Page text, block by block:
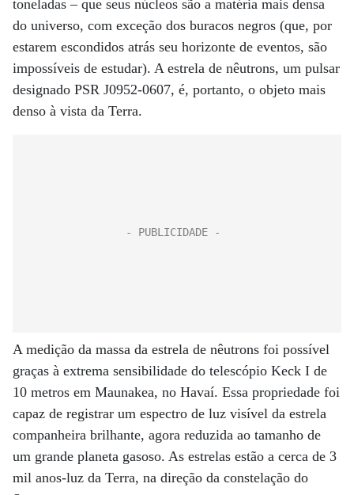
toneladas – que seus núcleos são a matéria mais densa
do universo, com exceção dos buracos negros (que, por
estarem escondidos atrás seu horizonte de eventos, são
impossíveis de estudar). A estrela de nêutrons, um pulsar
designado PSR J0952-0607, é, portanto, o objeto mais
denso à vista da Terra.
A medição da massa da estrela de nêutrons foi possível
graças à extrema sensibilidade do telescópio Keck I de
10 metros em Maunakea, no Havaí. Essa propriedade foi
capaz de registrar um espectro de luz visível da estrela
companheira brilhante, agora reduzida ao tamanho de
um grande planeta gasoso. As estrelas estão a cerca de 3
mil anos-luz da Terra, na direção da constelação do